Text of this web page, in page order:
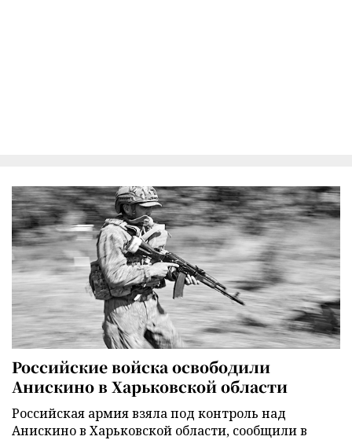
Российские войска освободили
Анискино в Харьковской области
Российская армия взяла под контроль над
Анискино в Харьковской области, сообщили в